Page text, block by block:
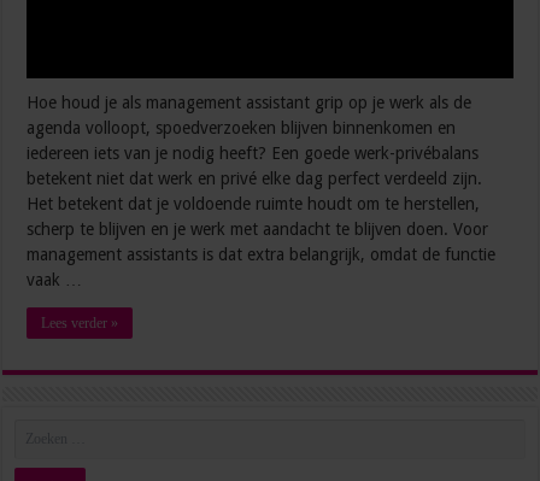
Hoe houd je als management assistant grip op je werk als de
agenda volloopt, spoedverzoeken blijven binnenkomen en
iedereen iets van je nodig heeft? Een goede werk-privébalans
betekent niet dat werk en privé elke dag perfect verdeeld zijn.
Het betekent dat je voldoende ruimte houdt om te herstellen,
scherp te blijven en je werk met aandacht te blijven doen. Voor
management assistants is dat extra belangrijk, omdat de functie
vaak …
Lees verder »